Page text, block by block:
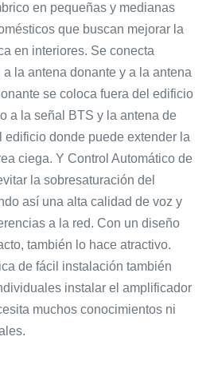
en pequeñas y medianas
que buscan mejorar la
en interiores. Se conecta
la antena donante y a la antena
se coloca fuera del edificio
a la señal BTS y la antena de
edificio donde puede extender la
ciega. Y Control Automático de
la sobresaturación del
así una alta calidad de voz y
a la red. Con un diseño
también lo hace atractivo.
de fácil instalación también
instalar el amplificador
muchos conocimientos ni